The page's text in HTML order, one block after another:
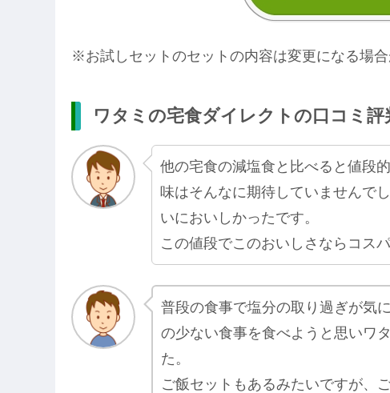
※お試しセットのセットの内容は変更になる場合
ワタミの宅食ダイレクトの口コミ評
他の宅食の減塩食と比べると値段
味はそんなに期待していませんで
いにおいしかったです。
この値段でこのおいしさならコス
普段の食事で塩分の取り過ぎが気
の少ない食事を食べようと思いワ
た。
ご飯セットもあるみたいですが、